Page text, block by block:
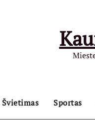
Švietimas Sportas